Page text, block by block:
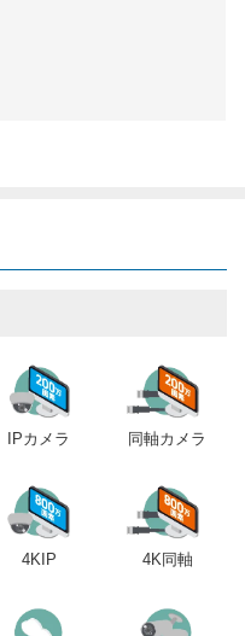
IPカメラ 同軸カメラ
4KIP 4K同軸